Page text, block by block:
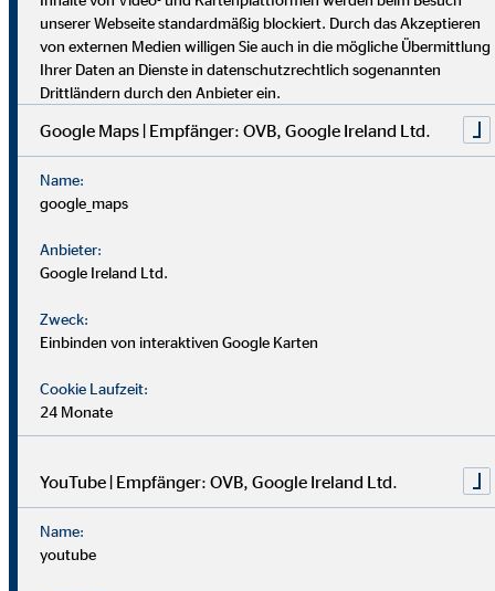
Wissen praktisch an. Nach einer Job-Pause kannst du flexibel
einsteigen, und Finanzprofis finden bei uns neue Chancen.
Bei OVB gibt es keine Grenzen: Unser Karriereplan bietet
unserer Webseite standardmäßig blockiert. Durch das Akzeptieren
von externen Medien willigen Sie auch in die mögliche Übermittlung
Ihrer Daten an Dienste in datenschutzrechtlich sogenannten
Drittländern durch den Anbieter ein.
Google Maps | Empfänger: OVB, Google Ireland Ltd.
Name:
google_maps
Anbieter:
Google Ireland Ltd.
Zweck:
Einbinden von interaktiven Google Karten
Cookie Laufzeit:
24 Monate
YouTube | Empfänger: OVB, Google Ireland Ltd.
Name:
youtube